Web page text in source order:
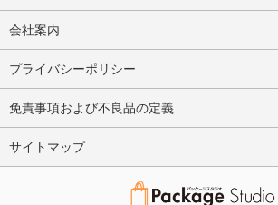
会社案内
プライバシーポリシー
免責事項および不良品の定義
サイトマップ